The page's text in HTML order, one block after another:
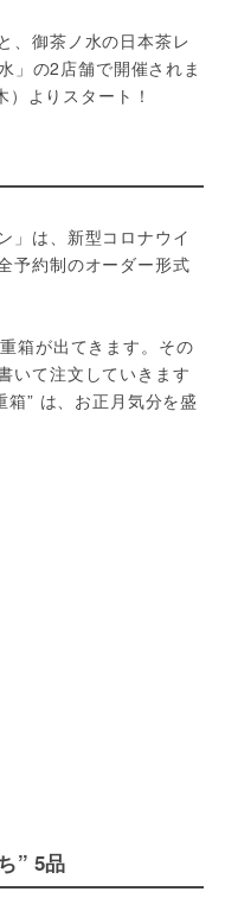
、御茶ノ水の日本茶レ
」の2店舗で開催されま
よりスタート！
」は、新型コロナウイ
予約制のオーダー形式
箱が出てきます。その
いて注文していきます
” は、お正月気分を盛
” 5品